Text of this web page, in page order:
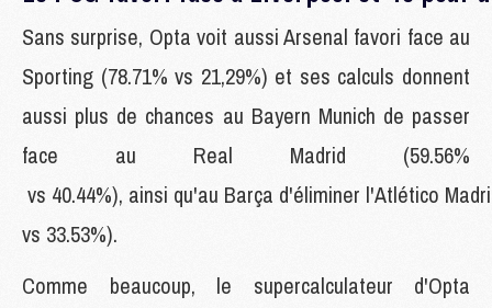
Sans surprise, Opta voit aussi Arsenal favori face au
Sporting (78.71% vs 21,29%) et ses calculs donnent
aussi plus de chances au Bayern Munich de passer
face au Real Madrid (59.56%
vs 40.44%), ainsi qu'au Barça d'éliminer l'Atlético
vs 33.53%).
Comme beaucoup, le supercalculateur d'Opta